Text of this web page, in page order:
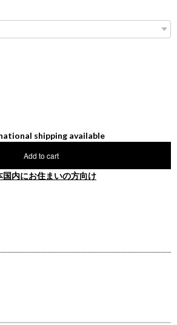
shipping available
Add to cart
国内にお住まいの方向け